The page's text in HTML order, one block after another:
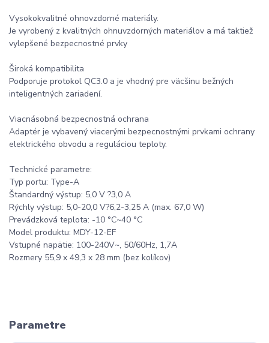
Vysokokvalitné ohnovzdorné materiály.
Je vyrobený z kvalitných ohnuvzdorných materiálov a má taktiež
vylepšené bezpecnostné prvky
Široká kompatibilita
Podporuje protokol QC3.0 a je vhodný pre väcšinu bežných
inteligentných zariadení.
Viacnásobná bezpecnostná ochrana
Adaptér je vybavený viacerými bezpecnostnými prvkami ochrany
elektrického obvodu a reguláciou teploty.
Technické parametre:
Typ portu: Type-A
Štandardný výstup: 5,0 V ?3,0 A
Rýchly výstup: 5,0-20,0 V?6,2-3,25 A (max. 67,0 W)
Prevádzková teplota: -10 °C~40 °C
Model produktu: MDY-12-EF
Vstupné napätie: 100-240V~, 50/60Hz, 1,7A
Rozmery 55,9 x 49,3 x 28 mm (bez kolíkov)
Parametre